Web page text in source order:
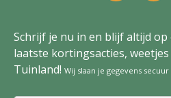
Schrijf je nu in en blijf altijd op
laatste kortingsacties,
Tuinland! Wij slaan je gegevens